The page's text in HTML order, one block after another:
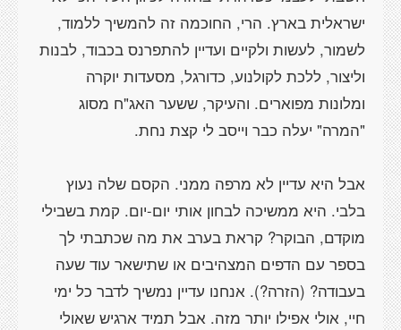
ישראלית בארץ. הרי, החוכמה זה להמשיך ללמוד,
לשמור, לעשות ולקיים ועדיין להתפרנס בכבוד, לבנות
וליצור, ללכת לקולנוע, כדורגל, מסעדות יוקרה
ומלונות מפוארים. והעיקר, ששער האג"ח מסוג
אבל היא עדיין לא מרפה ממני. הקסם שלה נעוץ
בלבי. היא ממשיכה לבחון אותי יום-יום. קמת בשבילי
מוקדם, הבוקר? קראת בערב את מה שכתבתי לך
בספר עם הדפים המצהיבים או שתישאר עוד שעה
בעבודה? (הזרה?). אנחנו עדיין נמשיך לדבר כל ימי
חיי, אולי אפילו יותר מזה. אבל תמיד ארגיש שאולי